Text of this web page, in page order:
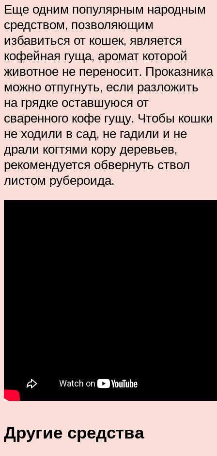
Еще одним популярным народным
средством, позволяющим
избавиться от кошек, является
кофейная гуща, аромат которой
животное не переносит. Проказника
можно отпугнуть, если разложить
на грядке оставшуюся от
сваренного кофе гущу. Чтобы кошки
не ходили в сад, не гадили и не
драли когтями кору деревьев,
рекомендуется обвернуть ствол
листом рубероида.
Другие средства